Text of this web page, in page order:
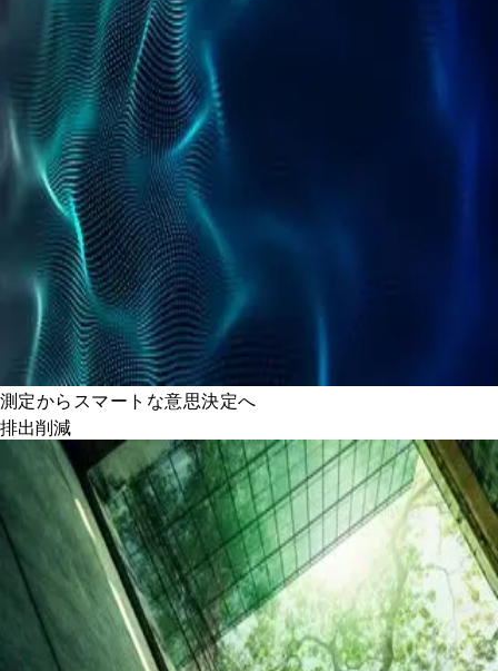
測定からスマートな意思決定へ
排出削減